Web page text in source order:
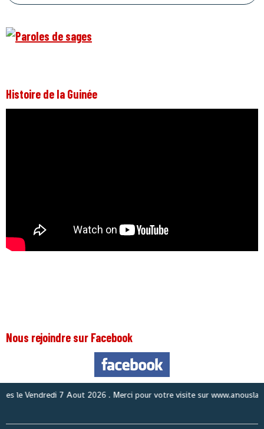
Histoire de la Guinée
Nous rejoindre sur Facebook
leVendredi 7 Aout 2026. Merci pour votre visite sur